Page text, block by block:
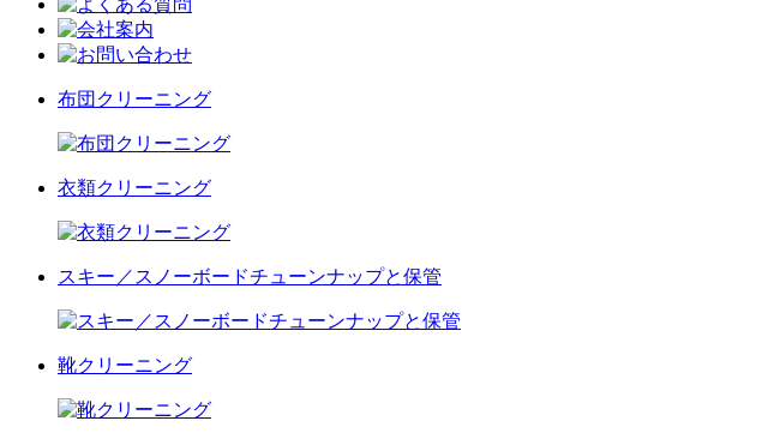
布団クリーニング
衣類クリーニング
スキー／スノーボードチューンナップと保管
靴クリーニング